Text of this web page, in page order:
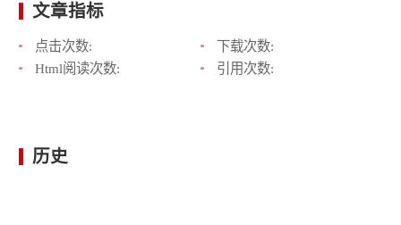
文章指标
点击次数:
下载次数:
Html阅读次数:
引用次数:
历史